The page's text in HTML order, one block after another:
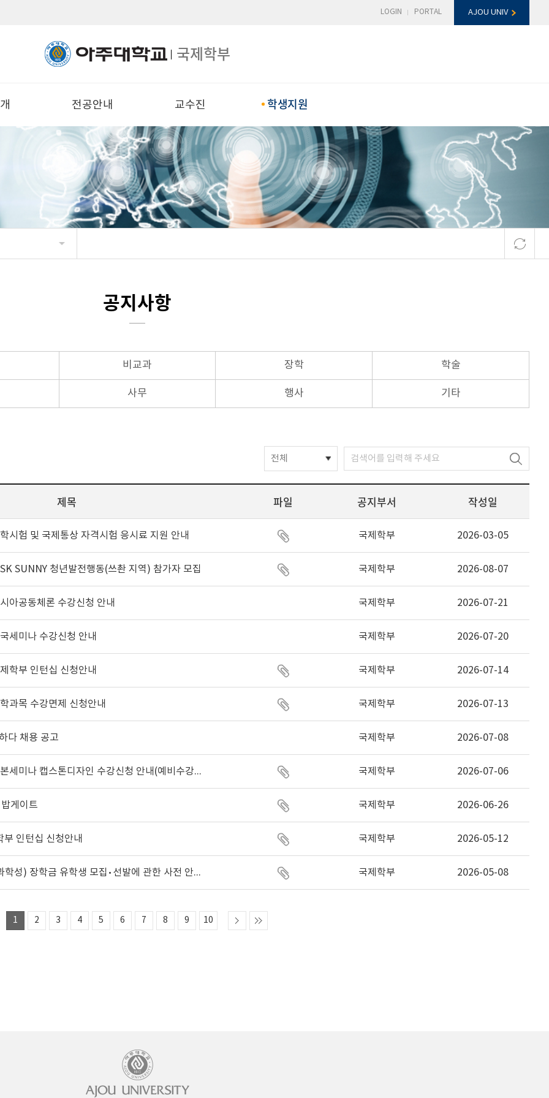
LOGIN PORTAL AJOU UNIV
국제학부
전공안내 교수진 학생지원
공지사항
비교과 장학 학술
사무 행사 기타
전체
제목 파일 공지부서 작성일
시험 및 국제통상 자격시험 응시료 지원 안내 국제학부 2026-03-05
SUNNY 청년발전행동(쓰촨 지역) 참가자 모집 국제학부 2026-08-07
아공동체론 수강신청 안내 국제학부 2026-07-21
세미나 수강신청 안내 국제학부 2026-07-20
학부 인턴십 신청안내 국제학부 2026-07-14
과목 수강면제 신청안내 국제학부 2026-07-13
다 채용 공고 국제학부 2026-07-08
[국제학부] 2026-2학기 일본세미나 캡스톤디자인 수강신청 안내(예비수강신청7/16(목)~7/18(토)오후4시 국제학부 2026-07-06
게이트 국제학부 2026-06-26
인턴십 신청안내 국제학부 2026-05-12
2027년도 일본 정부(문부과학성) 장학금 유학생 모집•선발에 관한 사전 안내(연구유학생 일한공동 고등교육 유학생 교류사업(석사 박사 과정) 학부유학생 전수학교 유학생) 국제학부 2026-05-08
1 2 3 4 5 6 7 8 9 10